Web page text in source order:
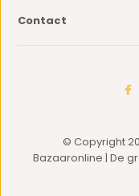
Contact
© Copyright
Bazaaronline | De